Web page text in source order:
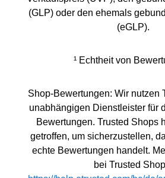
(GLP) oder den ehemals
(eGLP).
¹ Echtheit von
Shop-Bewertungen: Wir nutzen
unabhängigen Dienstleister für
Bewertungen. Trusted Shops
getroffen, um sicherzustellen,
echte Bewertungen handelt.
bei Trusted